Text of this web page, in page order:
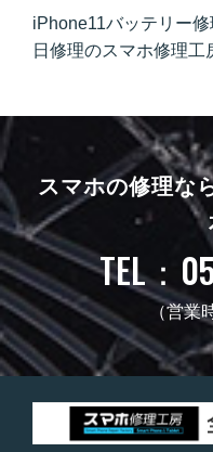
iPhone11バッテリー
日修理のスマホ修理工
スマホの修理な
TEL：
（営業